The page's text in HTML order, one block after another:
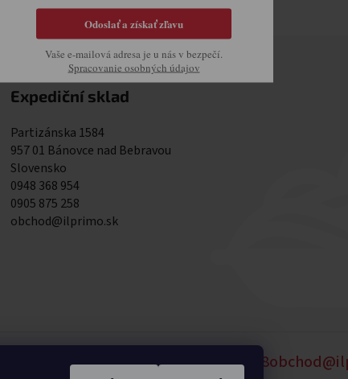
Ovládací prvky výpisu
Expediční sklad
Partizánska 1584
957 01 Bánovce nad Bebravou
Slovensko
0948 368 954
0905 875 258
obchod@ilprimo.sk
0948 368 9540905 875 258
Odoslať a získať zľavu
Vaše e-mailová adresa je u nás v bezpečí.
Spracovanie osobných údajov